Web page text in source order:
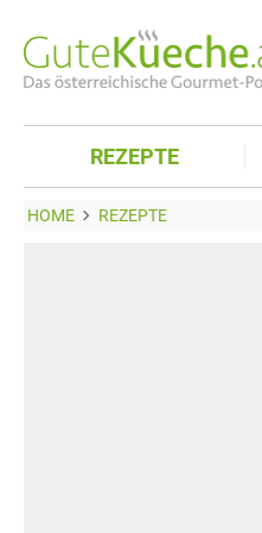
REZEPTE
HOME REZEPTE